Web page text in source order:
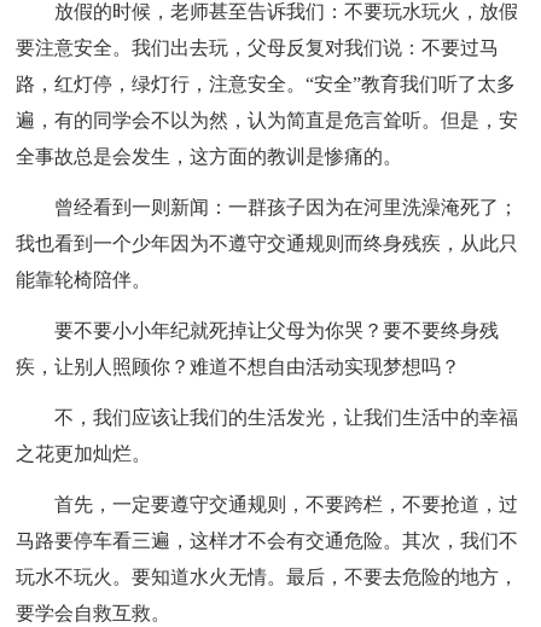
放假的时候，老师甚至告诉我们：不要玩水玩火，放假
要注意安全。我们出去玩，父母反复对我们说：不要过马
路，红灯停，绿灯行，注意安全。“安全”教育我们听了太多
遍，有的同学会不以为然，认为简直是危言耸听。但是，安
全事故总是会发生，这方面的教训是惨痛的。
曾经看到一则新闻：一群孩子因为在河里洗澡淹死了；
我也看到一个少年因为不遵守交通规则而终身残疾，从此只
能靠轮椅陪伴。
要不要小小年纪就死掉让父母为你哭？要不要终身残
疾，让别人照顾你？难道不想自由活动实现梦想吗？
不，我们应该让我们的生活发光，让我们生活中的幸福
之花更加灿烂。
首先，一定要遵守交通规则，不要跨栏，不要抢道，过
马路要停车看三遍，这样才不会有交通危险。其次，我们不
玩水不玩火。要知道水火无情。最后，不要去危险的地方，
要学会自救互救。